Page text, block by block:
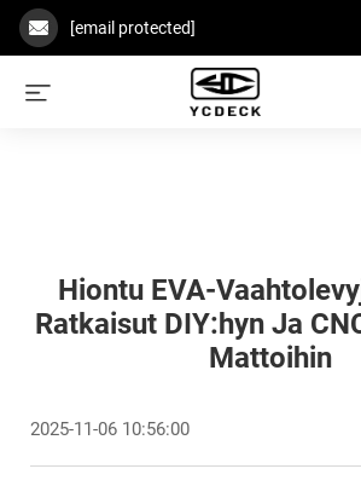
[email protected]
Hiontu EVA-
Ratkaisut DIY:hyn Ja
Mattoihin
2025-11-06 10:56:00